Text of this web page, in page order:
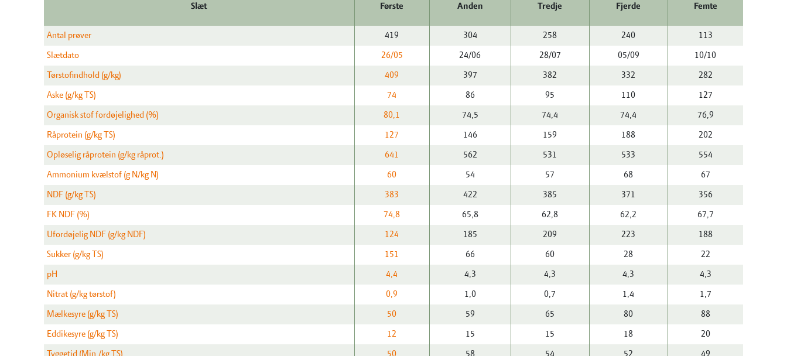
Slæt Første Anden Tredje Fjerde Femte
Antal prøver 419 304 258 240 113
Slætdato 26/05 24/06 28/07 05/09 10/10
Tørstofindhold (g/kg) 409 397 382 332 282
Aske (g/kg TS) 74 86 95 110 127
Organisk stof fordøjelighed (%) 80,1 74,5 74,4 74,4 76,9
Råprotein (g/kg TS) 127 146 159 188 202
Opløselig råprotein (g/kg råprot.) 641 562 531 533 554
Ammonium kvælstof (g N/kg N) 60 54 57 68 67
NDF (g/kg TS) 383 422 385 371 356
FK NDF (%) 74,8 65,8 62,8 62,2 67,7
Ufordøjelig NDF (g/kg NDF) 124 185 209 223 188
Sukker (g/kg TS) 151 66 60 28 22
pH 4,4 4,3 4,3 4,3 4,3
Nitrat (g/kg tørstof) 0,9 1,0 0,7 1,4 1,7
Mælkesyre (g/kg TS) 50 59 65 80 88
Eddikesyre (g/kg TS) 12 15 15 18 20
Tyggetid (Min./kg TS) 50 58 54 52 49